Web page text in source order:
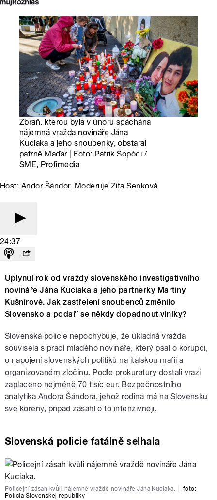
Zbraň, kterou byla v únoru spáchána
nájemná vražda novináře Jána
Kuciaka a jeho snoubenky, obstaral
patrně Maďar | Foto: Patrik Sopóci /
SME, Profimedia
Host: Andor Šándor. Moderuje Zita Senková
24:37
Uplynul rok od vraždy slovenského investigativního
novináře Jána Kuciaka a jeho partnerky Martiny
Kušnírové. Jak zastřelení snoubenců změnilo
Slovensko a podaří se někdy dopadnout viníky?
Slovenská policie nepochybuje, že úkladná vražda
souvisela s prací mladého novináře, který psal o korupci,
o napojení slovenských politiků na italskou mafii a
organizovaném zločinu. Podle prokuratury dostali vrazi
zaplaceno nejméně 70 tisíc eur. Bezpečnostního
analytika Andora Šándora, jehož rodina má na Slovensku
své kořeny, případ zasáhl o to intenzivněji.
Slovenská policie fatálně selhala
Policejní zásah kvůli nájemné vraždě novináře Jána Kuciaka.
foto:
Polícia Slovenskej republiky